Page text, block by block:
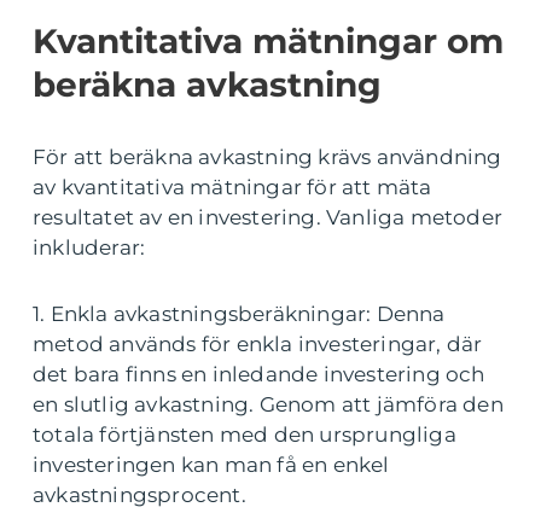
Kvantitativa mätningar om
beräkna avkastning
För att beräkna avkastning krävs användning
av kvantitativa mätningar för att mäta
resultatet av en investering. Vanliga metoder
inkluderar:
1. Enkla avkastningsberäkningar: Denna
metod används för enkla investeringar, där
det bara finns en inledande investering och
en slutlig avkastning. Genom att jämföra den
totala förtjänsten med den ursprungliga
investeringen kan man få en enkel
avkastningsprocent.